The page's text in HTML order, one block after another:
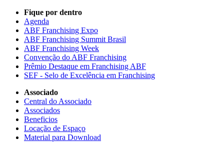
Fique por dentro
Agenda
ABF Franchising Expo
ABF Franchising Summit Brasil
ABF Franchising Week
Convenção do ABF Franchising
Prêmio Destaque em Franchising ABF
SEF - Selo de Excelência em Franchising
Associado
Central do Associado
Associados
Beneficios
Locação de Espaço
Material para Download